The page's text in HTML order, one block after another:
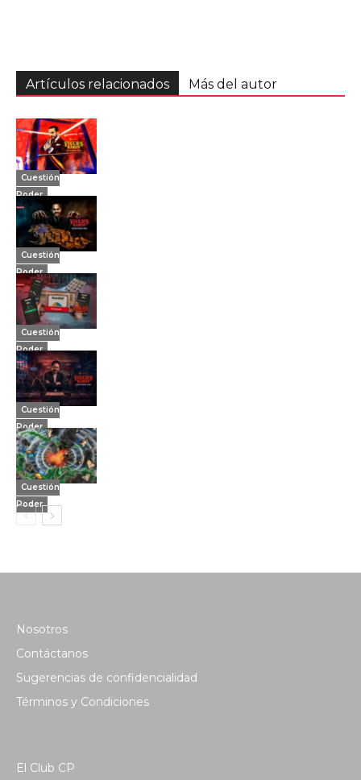
Artículos relacionados Más del autor
Cuestión
Poder
Cuestión
Poder
Cuestión
Poder
Cuestión
Poder
Cuestión
Poder
Nosotros
Contáctanos
Sugerencias de confidencialidad
Términos y Condiciones
El Club CP